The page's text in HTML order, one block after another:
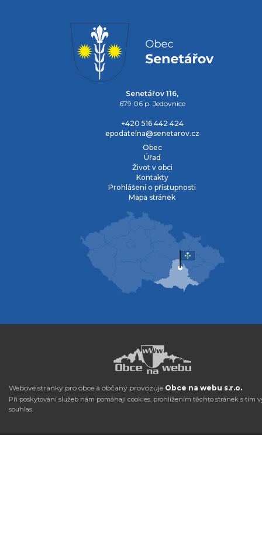
Senetářov 116,
679 06 p. Jedovnice
+420 516 442 424
epodatelna@senetarov.cz
Obec
Úřad
Život v obci
Kontakty
Prohlášení o přístupnosti
Mapa stránek
Webové stránky pro obce a občany provozuje Obce na webu s.r.o.
Při poskytování služeb nám pomáhají cookies, prohlížením těchto stránek s tím
souhlas.